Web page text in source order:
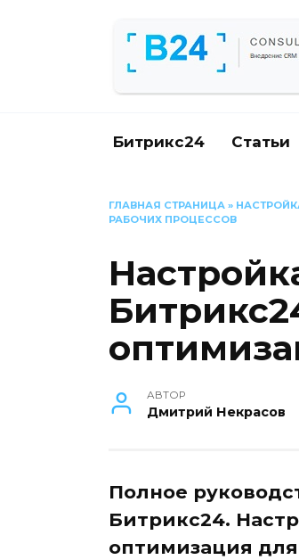
Битрикс24 Статьи
ГЛАВНАЯ СТРАНИЦА »
РАБОЧИХ ПРОЦЕССОВ
АВТОР
Дмитрий Некрасов
Полное
Битрикс24.
оптимизация